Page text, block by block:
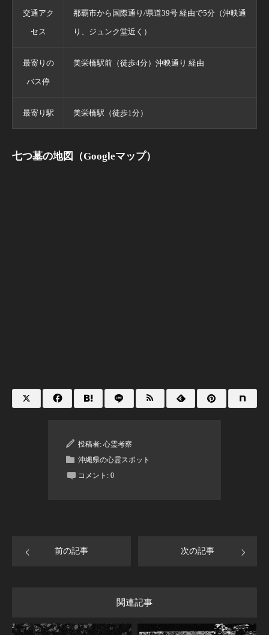
交通アク
セス
那覇市から国際通り/県道39号 経由で5分（沖映通
り、ジュンク堂近く）
最寄りの
バス停
美栄橋駅前（徒歩4分）沖映通り 経由
最寄り駅 美栄橋駅（徒歩1分）
七つ墓の地図（Googleマップ）
投稿者: 心霊考察
沖縄県の心霊スポット
コメント: 0
前の記事 次の記事
関連記事